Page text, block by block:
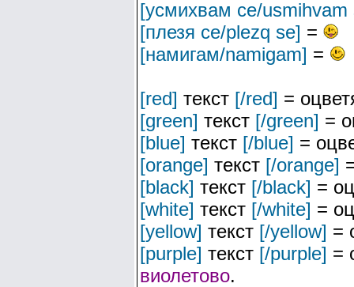
[усмихвам се/usmihvam
[плезя се/plezq se] =
[намигам/namigam] =
[red] текст [/red] =
[green] текст [/green] =
[blue] текст [/blue] =
[orange] текст [/orange]
[black] текст [/black] =
[white] текст [/white] =
[yellow] текст [/yellow] =
[purple] текст [/purple] =
виолетово.